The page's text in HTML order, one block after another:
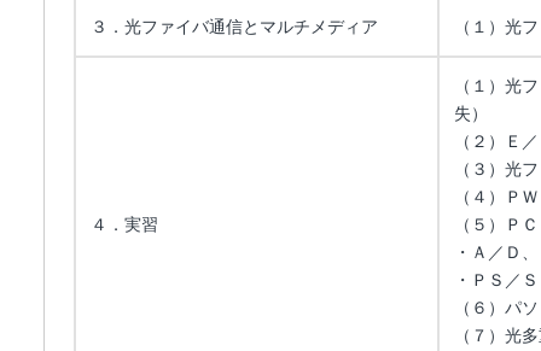
３．光ファイバ通信とマルチメディア （１）光
４．実習
（１）光
失）
（２）Ｅ
（３）光
（４）Ｐ
（５）Ｐ
・Ａ／Ｄ
・ＰＳ／
（６）パ
（７）光